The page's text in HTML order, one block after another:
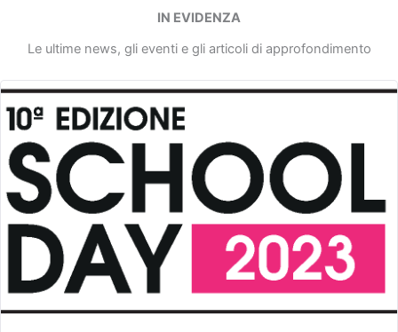
IN EVIDENZA
Le ultime news, gli eventi e gli articoli di approfondimento